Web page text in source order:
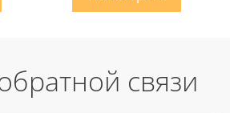
связи